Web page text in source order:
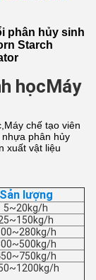
phân hủy sinh
Starch
họcMáy
chế tạo viên
phân hủy
xuất vật liệu
Sản lượng
5~20kg/h
h
h
h
h
h